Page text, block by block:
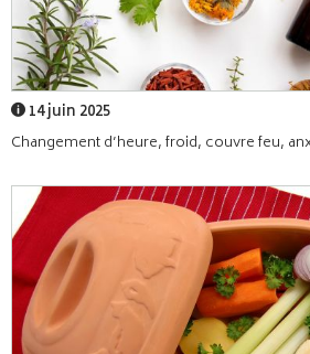
14 juin 2025
Changement d’heure, froid, couvre feu,